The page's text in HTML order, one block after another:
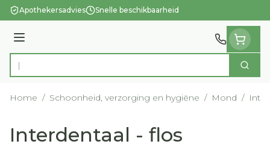
Ga naar de inhoud
Apothekersadvies Snelle beschikbaarheid
Menu
Product, merk, categorie... Zoek
Home / Schoonheid, verzorging en hygiëne / Mond /
Interdentaal - flos